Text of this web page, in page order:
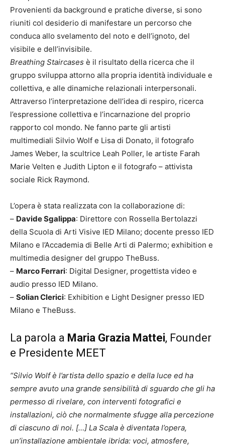
Provenienti da background e pratiche diverse, si sono
riuniti col desiderio di manifestare un percorso che
conduca allo svelamento del noto e dell’ignoto, del
visibile e dell’invisibile.
Breathing Staircases è il risultato della ricerca che il
gruppo sviluppa attorno alla propria identità individuale e
collettiva, e alle dinamiche relazionali interpersonali.
Attraverso l’interpretazione dell’idea di respiro, ricerca
l’espressione collettiva e l’incarnazione del proprio
rapporto col mondo. Ne fanno parte gli artisti
multimediali Silvio Wolf e Lisa di Donato, il fotografo
James Weber, la scultrice Leah Poller, le artiste Farah
Marie Velten e Judith Lipton e il fotografo – attivista
sociale Rick Raymond.
L’opera è stata realizzata con la collaborazione di:
– Davide Sgalippa: Direttore con Rossella Bertolazzi
della Scuola di Arti Visive IED Milano; docente presso IED
Milano e l’Accademia di Belle Arti di Palermo; exhibition e
multimedia designer del gruppo TheBuss.
– Marco Ferrari: Digital Designer, progettista video e
audio presso IED Milano.
– Solian Clerici: Exhibition e Light Designer presso IED
Milano e TheBuss.
La parola a Maria Grazia Mattei, Founder
e Presidente MEET
“Silvio Wolf è l’artista dello spazio e della luce ed ha
sempre avuto una grande sensibilità di sguardo che gli ha
permesso di rivelare, con interventi fotografici e
installazioni, ciò che normalmente sfugge alla percezione
di ciascuno di noi. […] La Scala è diventata l’opera,
un’installazione ambientale ibrida: voci, atmosfere,